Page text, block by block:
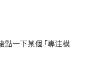
點一下某個「專注模